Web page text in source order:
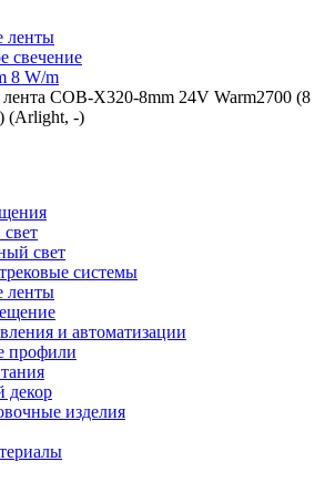
ленты
свечение
8 W/m
COB-X320-8mm 24V Warm2700 (8
(Arlight, -)
свет
системы
ленты
и автоматизации
профили
декор
изделия